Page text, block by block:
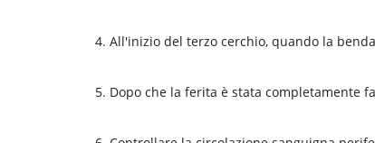
4. All'inizio del terzo cerchio, quando la
5. Dopo che la ferita è stata completamente